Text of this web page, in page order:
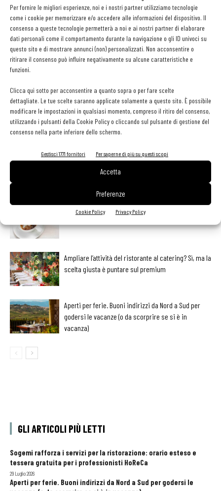
Per fornire le migliori esperienze, noi e i nostri partner utilizziamo tecnologie
come i cookie per memorizzare e/o accedere alle informazioni del dispositivo. Il
consenso a queste tecnologie permetterà a noi e ai nostri partner di elaborare
dati personali come il comportamento durante la navigazione o gli ID univoci su
questo sito e di mostrare annunci (non) personalizzati. Non acconsentire o
ritirare il consenso può influire negativamente su alcune caratteristiche e
funzioni.
Clicca qui sotto per acconsentire a quanto sopra o per fare scelte
dettagliate. Le tue scelte saranno applicate solamente a questo sito. È possibile
modificare le impostazioni in qualsiasi momento, compreso il ritiro del consenso,
utilizzando i pulsanti della Cookie Policy o cliccando sul pulsante di gestione del
consenso nella parte inferiore dello schermo.
Gestisci 1771 fornitori Per saperne di più su questi scopi
Accetta
Preferenze
Cookie Policy Privacy Policy
della nostra distribuzione, nell’assoluto rispetto di sostenibilità,
qualità e innovazione, valori ai quali ci ispiriamo e che costituiscono il
centro del nostro impegno quotidiano per valorizzare il meglio della
produzione alimentare mondiale».
Facebook Twitter
Metti il gusto del caffè a tutto pasto
Ampliare l’attività del ristorante al catering? Sì, ma la
scelta giusta è puntare sul premium
Aperti per ferie. Buoni indirizzi da Nord a Sud per
godersi le vacanze (o da scorprire se si è in
vacanza)
GLI ARTICOLI PIÙ LETTI
Sogemi rafforza i servizi per la ristorazione: orario esteso e
tessera gratuita per i professionisti HoReCa
29 Luglio 2026
Aperti per ferie. Buoni indirizzi da Nord a Sud per godersi le